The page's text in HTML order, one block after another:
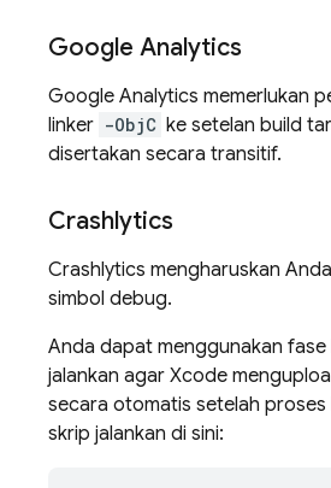
Google Analytics
Google Analytics memerlukan
linker -ObjC ke setelan build
disertakan secara transitif.
Crashlytics
Crashlytics mengharuskan
simbol debug.
Anda dapat menggunakan fase
jalankan agar Xcode
secara otomatis setelah proses
skrip jalankan di sini: